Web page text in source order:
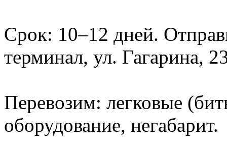
Срок: 10–12 дней.
терминал, ул. Гагарина,
Перевозим: легковые
оборудование, негабарит.